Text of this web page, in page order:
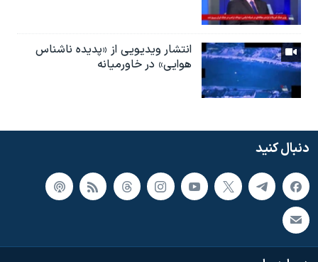
انتشار ویدیویی از «پدیده‌ ناشناس
هوایی» در خاورمیانه
دنبال کنید